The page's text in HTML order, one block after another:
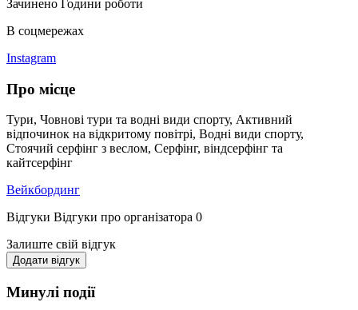
Зачинено Години роботи
В соцмережах
Instagram
Про місце
Тури, Човнові тури та водні види спорту, Активний
відпочинок на відкритому повітрі, Водні види спорту,
Стоячий серфінг з веслом, Серфінг, віндсерфінг та
кайтсерфінг
Вейкбординг
Відгуки Відгуки про організатора 0
Залиште свій відгук
Додати відгук
Минулі події